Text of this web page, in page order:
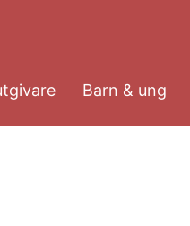
Barn & ung